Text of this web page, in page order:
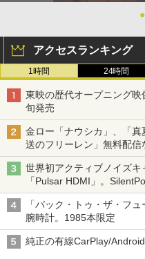
●
アクセスランキング
1時間 24時間
東映の歴代オープニング
旬発売
金ロー「ナウシカ」、「
送のフリーレン」無料配
世界初アクティブノイズ
「Pulsar HDMI」。
「バック・トゥ・ザ・フ
腕時計。1985本限定
純正の有線CarPlay/